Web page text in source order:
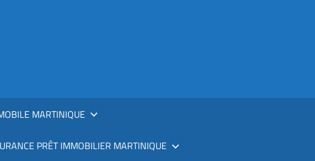
MARTINIQUE
PRÊT IMMOBILIER MARTINIQUE